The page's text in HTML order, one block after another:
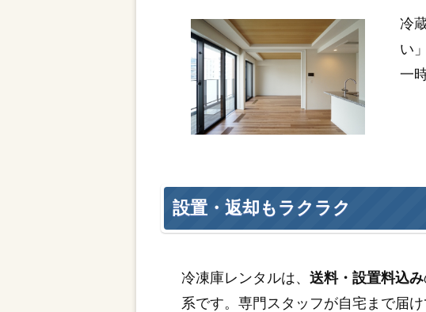
冷
い
一
設置・返却もラクラク
冷凍庫レンタルは、送料・設置料込み
系です。専門スタッフが自宅まで届